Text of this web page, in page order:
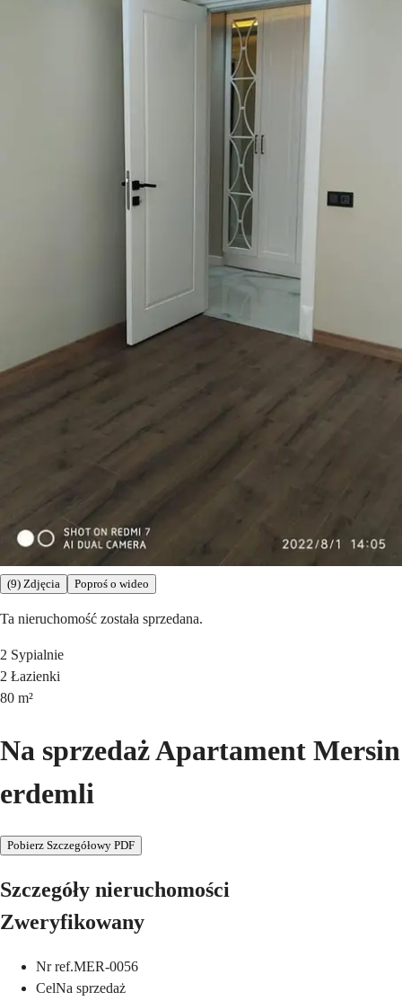
(9) Zdjęcia Poproś o wideo
Ta nieruchomość została sprzedana.
2 Sypialnie
2 Łazienki
80 m²
Na sprzedaż Apartament Mersin
erdemli
Pobierz Szczegółowy PDF
Szczegóły nieruchomości
Zweryfikowany
Nr ref.MER-0056
CelNa sprzedaż